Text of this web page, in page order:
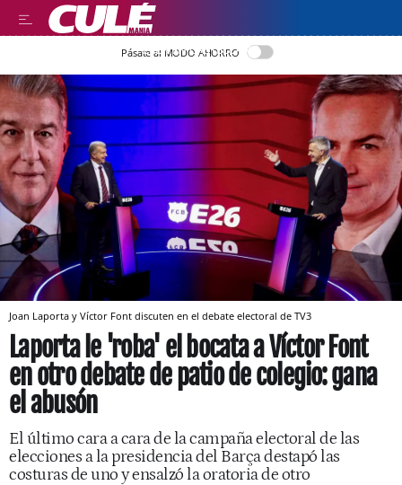
LEER EN CASTELLANO
Pásate al MODO AHORRO
Joan Laporta y Víctor Font discuten en el debate electoral de TV3
Laporta le 'roba' el bocata a Víctor Font
en otro debate de patio de colegio: gana
el abusón
El último cara a cara de la campaña electoral de las
elecciones a la presidencia del Barça destapó las
costuras de uno y ensalzó la oratoria de otro